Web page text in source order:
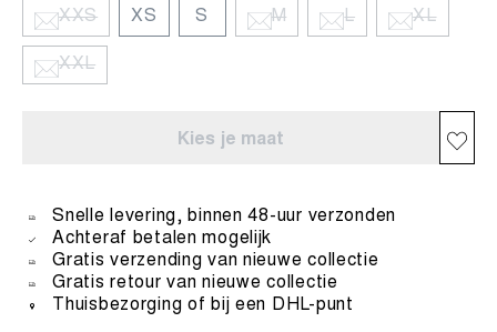
XXS XS S M L XL
XXL
Kies je maat
Snelle levering, binnen 48-uur verzonden
Achteraf betalen mogelijk
Gratis verzending van nieuwe collectie
Gratis retour van nieuwe collectie
Thuisbezorging of bij een DHL-punt